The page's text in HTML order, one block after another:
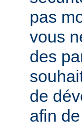
pas
vous
des
de
afin